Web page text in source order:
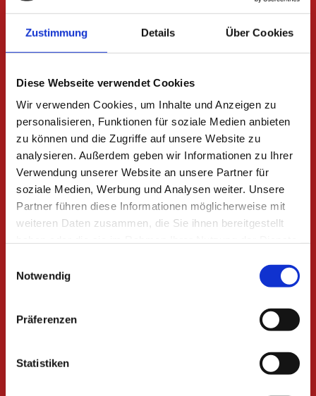
Zustimmung Details Über Cookies
Diese Webseite verwendet Cookies
Wir verwenden Cookies, um Inhalte und Anzeigen zu
personalisieren, Funktionen für soziale Medien anbieten
zu können und die Zugriffe auf unsere Website zu
analysieren. Außerdem geben wir Informationen zu Ihrer
Verwendung unserer Website an unsere Partner für
soziale Medien, Werbung und Analysen weiter. Unsere
Partner führen diese Informationen möglicherweise mit
weiteren Daten zusammen, die Sie ihnen bereitgestellt
Notwendig
Präferenzen
Statistiken
Nehmen Sie Medikamente ein?
Ich habe die Datenschutzerklärung gelesen und erkläre mich
mit der Erhebung, der Verarbeitung sowie der Nutzung meiner